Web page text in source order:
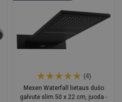
favorite_border Mėgstami
(4)
Mexen Waterfall lietaus dušo
galvutė slim 50 x 22 cm, juoda -